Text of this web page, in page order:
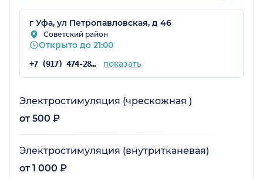
г Уфа, ул Петропавловская, д 46
Советский район
Открыто до 21:00
+7 (917) 474-28-82 показать
Электростимуляция (чрескожная )
от 500 ₽
Электростимуляция (внутритканевая)
от 1 000 ₽